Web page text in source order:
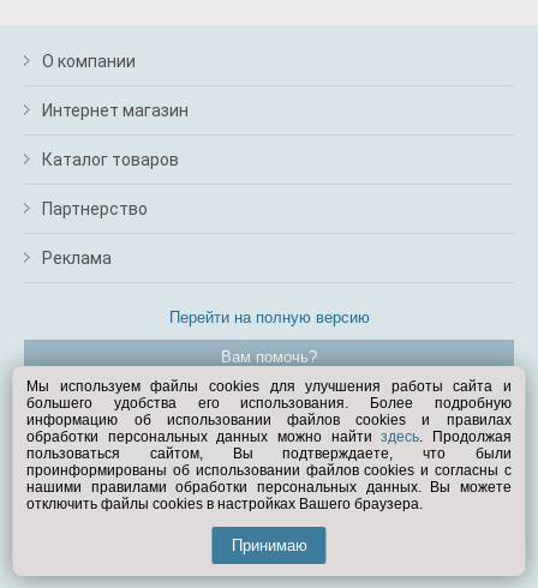
О компании
Интернет магазин
Каталог товаров
Партнерство
Реклама
Перейти на полную версию
Вам помочь?
© Exist.ru 1998—2026
Мы используем файлы cookies для улучшения работы сайта и
большего удобства его использования. Более подробную
информацию об использовании файлов cookies и правилах
обработки персональных данных можно найтиздесь. Продолжая
пользоваться сайтом, Вы подтверждаете, что были
проинформированы об использовании файлов cookies и согласны с
нашими правилами обработки персональных данных. Вы можете
отключить файлы cookies в настройках Вашего браузера.
Принимаю